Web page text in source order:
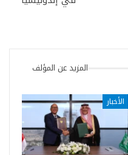
المزيد عن المؤلف
الأخبار